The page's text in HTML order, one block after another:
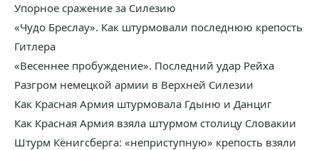
Упорное сражение за Силезию
«Чудо Бреслау». Как штурмовали последнюю крепость
Гитлера
«Весеннее пробуждение». Последний удар Рейха
Разгром немецкой армии в Верхней Силезии
Как Красная Армия штурмовала Гдыню и Данциг
Как Красная Армия взяла штурмом столицу Словакии
Штурм Кёнигсберга: «неприступную» крепость взяли